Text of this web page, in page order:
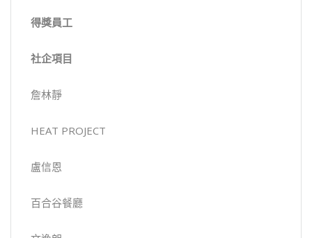
得獎員工
社企項目
詹林靜
HEAT PROJECT
盧信恩
百合谷餐廳